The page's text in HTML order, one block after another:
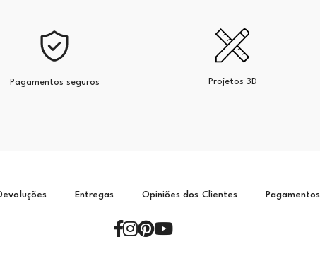
Pagamentos seguros Projetos 3D
Entregas Opiniões dos Clientes Pagamentos